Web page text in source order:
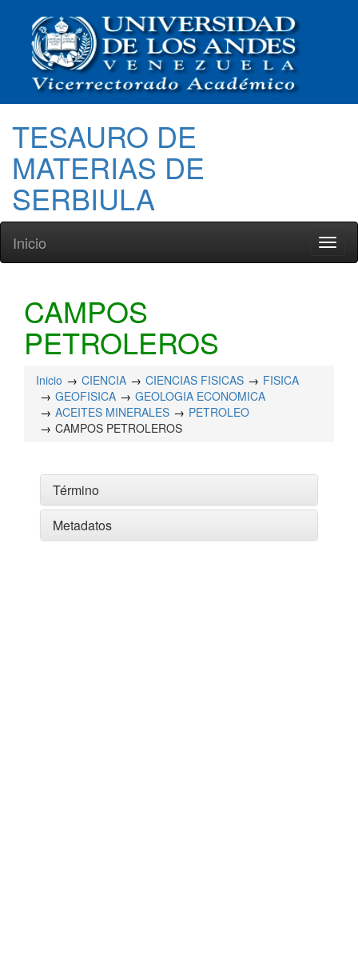
TESAURO DE
MATERIAS DE
SERBIULA
Inicio
CAMPOS
PETROLEROS
Inicio CIENCIA CIENCIAS FISICAS
FISICA
GEOFISICA
GEOLOGIA ECONOMICA
ACEITES MINERALES
PETROLEO
CAMPOS PETROLEROS
Término
Metadatos